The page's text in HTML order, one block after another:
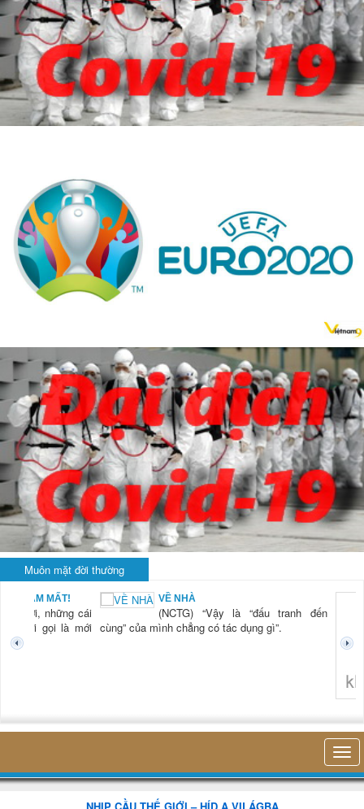
Muôn mặt đời thường
NAM MẤT!
“Xời, những cái
mới gọi là mới
VỀ NHÀ
(NCTG) “Vậy là “đấu tranh đến
cùng” của mình chẳng có tác dụng gì”.
NHỊP CẦU THẾ GIỚI – HÍD A VILÁGBA